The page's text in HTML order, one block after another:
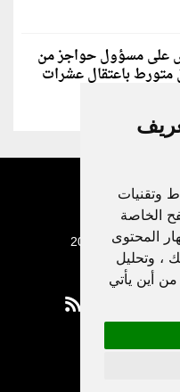
وتقنيات
الخاصة
المحتوى
، وتحليل
أين يأتي
على مسؤول حواجز من
متورط باعتقال عشرات
- 2022